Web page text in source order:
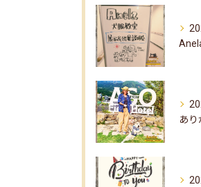
あり